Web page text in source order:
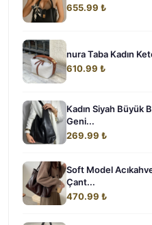
655.99 ₺
nura Taba Kadın
610.99 ₺
Kadın Siyah Büyük
Geni...
269.99 ₺
Soft Model
Çant...
470.99 ₺